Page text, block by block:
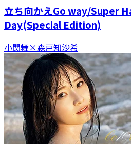
立ち向かえGo way/Super
Day(Special Edition)
小関舞×森戸知沙希